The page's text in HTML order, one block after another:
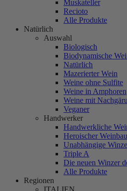
Muskateller
Recioto
Alle Produkte
Natürlich
Auswahl
Biologisch
Biodynamische
Natürlich
Mazerierter Wein
Weine ohne Sulfite
Weine in Amphoren
Weine mit
Veganer
Handwerker
Handwerkliche
Heroischer Weinbau
Unabhängige
Triple A
Die neuen Winzer
Alle Produkte
Regionen